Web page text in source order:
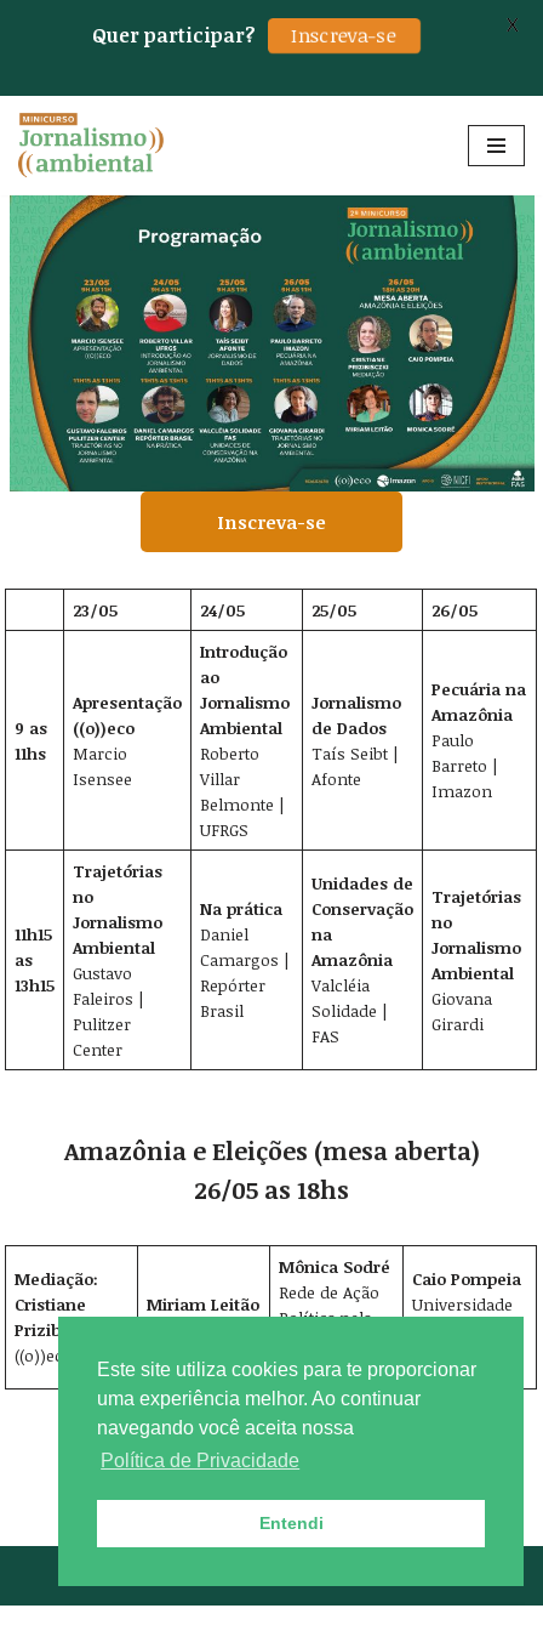
Este site utiliza cookies para te proporcionar
uma experiência melhor. Ao continuar
navegando você aceita nossa
Política de Privacidade
Entendi
Pular
para
conteúdo
Inscreva-se
23/05 24/05 25/05 26/05
9 as
11hs
Apresentação
((o))eco
Marcio
Isensee
Introdução
ao
Jornalismo
Ambiental
Roberto
Villar
Belmonte |
UFRGS
Jornalismo
de Dados
Taís Seibt |
Afonte
Pecuária na
Amazônia
Paulo
Barreto |
Imazon
11h15
as
13h15
Trajetórias
no
Jornalismo
Ambiental
Gustavo
Faleiros |
Pulitzer
Center
Na prática
Daniel
Camargos |
Repórter
Brasil
Unidades de
Conservação
na
Amazônia
Valcléia
Solidade |
FAS
Trajetórias
no
Jornalismo
Ambiental
Giovana
Girardi
Amazônia e Eleições (mesa aberta)
26/05 as 18hs
Mediação:
Cristiane
Prizibisczki
((o))eco
Miriam Leitão
Mônica Sodré
Rede de Ação
Política pela
de (RAPS)
Caio Pompeia
Universidade
Quer participar? Inscreva-se X